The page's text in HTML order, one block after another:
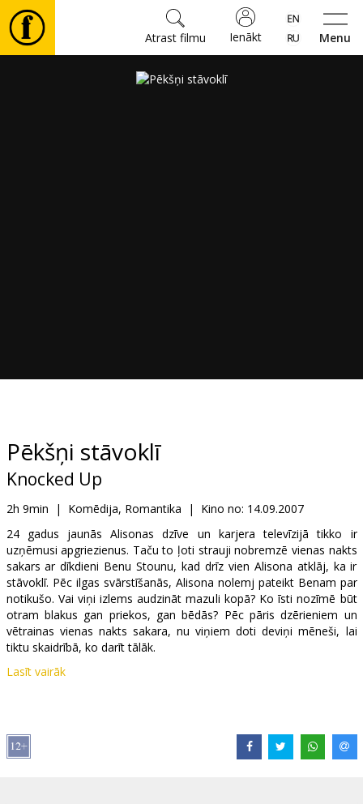
Menu
Ienākt
Atrast filmu
B2B
Kino
Klubs
Pēkšņi stāvoklī
Knocked Up
2h 9min | Komēdija, Romantika | Kino no: 14.09.2007
24 gadus jaunās Alisonas dzīve un karjera televīzijā tikko ir
uzņēmusi apgriezienus. Taču to ļoti strauji nobremzē vienas nakts
sakars ar dīkdieni Benu Stounu, kad drīz vien Alisona atklāj, ka ir
stāvoklī. Pēc ilgas svārstīšanās, Alisona nolemj pateikt Benam par
notikušo. Vai viņi izlems audzināt mazuli kopā? Ko īsti nozīmē būt
otram blakus gan priekos, gan bēdās? Pēc pāris dzērieniem un
vētrainas vienas nakts sakara, nu viņiem doti deviņi mēneši, lai
tiktu skaidrībā, ko darīt tālāk.
Lomās: Seth Rogen, Katherine Heigl, Paul Rudd, Leslie Mann,
Filma angļu valodā ar subtitriem latviešu un krievu valodā.
Lasīt vairāk